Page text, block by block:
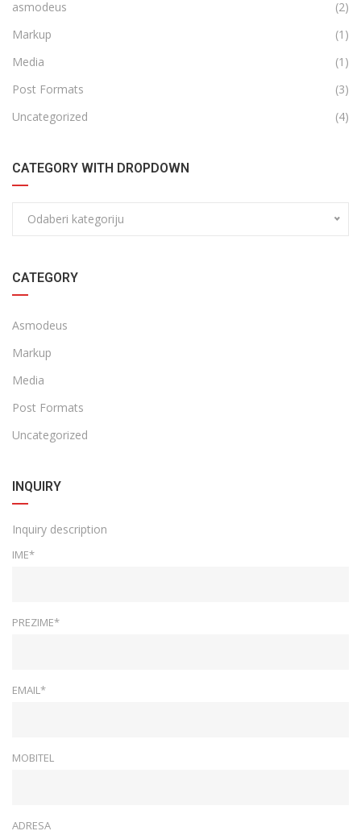
asmodeus
(2)
Markup
(1)
Media
(1)
Post Formats
(3)
Uncategorized
(4)
CATEGORY WITH DROPDOWN
Odaberi kategoriju
CATEGORY
Asmodeus
Markup
Media
Post Formats
Uncategorized
INQUIRY
Inquiry description
IME*
PREZIME*
EMAIL*
MOBITEL
ADRESA